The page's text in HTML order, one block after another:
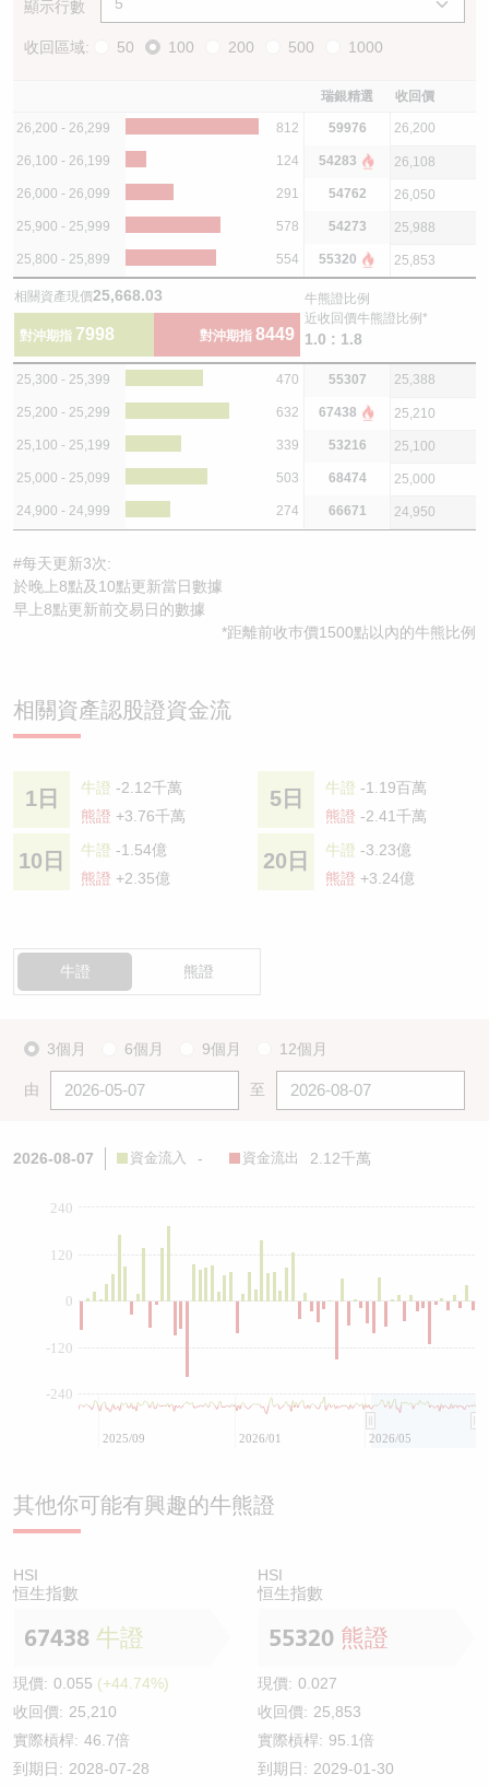
顯示行數
收回區域: 50 100 200 500 1000
瑞銀精選 收回價
26,200 - 26,299 812 59976 26,200
26,100 - 26,199 124 54283 26,108
26,000 - 26,099 291 54762 26,050
25,900 - 25,999 578 54273 25,988
25,800 - 25,899 554 55320 25,853
相關資產現價25,668.03
對沖期指 7998 對沖期指 8449
牛熊證比例
近收回價牛熊證比例*
1.0 : 1.8
25,300 - 25,399 470 55307 25,388
25,200 - 25,299 632 67438 25,210
25,100 - 25,199 339 53216 25,100
25,000 - 25,099 503 68474 25,000
24,900 - 24,999 274 66671 24,950
#每天更新3次:
於晚上8點及10點更新當日數據
早上8點更新前交易日的數據
*距離前收巿價1500點以內的牛熊比例
相關資產認股證資金流
1日 牛證 -2.12千萬
熊證 +3.76千萬
5日 牛證 -1.19百萬
熊證 -2.41千萬
10日 牛證 -1.54億
熊證 +2.35億
20日 牛證 -3.23億
熊證 +3.24億
牛證 熊證
3個月 6個月 9個月 12個月
由 至
2026-08-07 資金流入 - 資金流出 2.12千萬
0
-240
-120
120
240
2025/09 2026/01 2026/05
其他你可能有興趣的牛熊證
HSI
恒生指數
67438 牛證
現價: 0.055 (+44.74%)
收回價: 25,210
實際槓桿: 46.7倍
到期日: 2028-07-28
HSI
恒生指數
55320 熊證
現價: 0.027
收回價: 25,853
實際槓桿: 95.1倍
到期日: 2029-01-30